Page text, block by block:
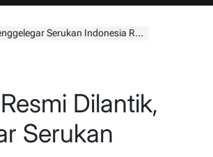
Serukan Indonesia Resilien
Dilantik,
Serukan